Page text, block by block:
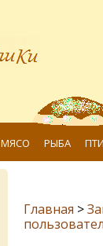
МЯСО РЫБА
Главная >